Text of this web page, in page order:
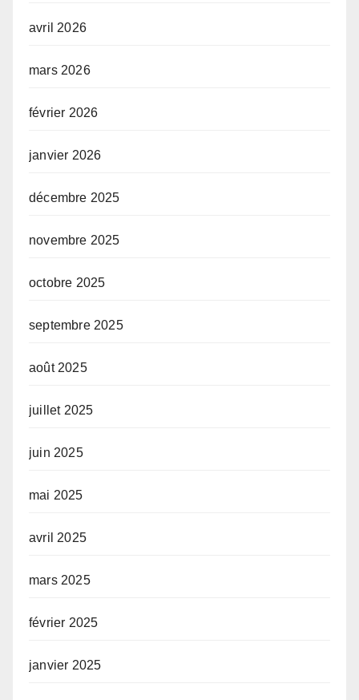
avril 2026
mars 2026
février 2026
janvier 2026
décembre 2025
novembre 2025
octobre 2025
septembre 2025
août 2025
juillet 2025
juin 2025
mai 2025
avril 2025
mars 2025
février 2025
janvier 2025